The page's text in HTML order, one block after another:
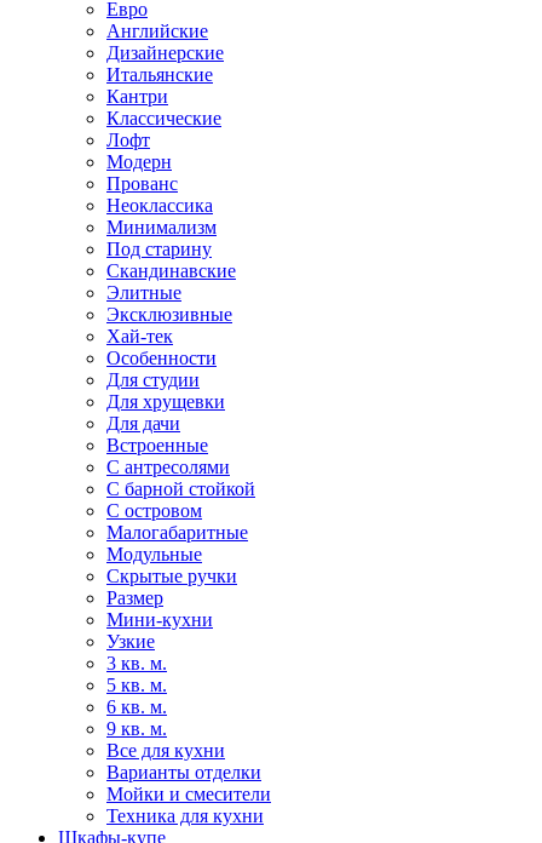
Евро
Английские
Дизайнерские
Итальянские
Кантри
Классические
Лофт
Модерн
Прованс
Неоклассика
Минимализм
Под старину
Скандинавские
Элитные
Эксклюзивные
Хай-тек
Особенности
Для студии
Для хрущевки
Для дачи
Встроенные
С антресолями
С барной стойкой
С островом
Малогабаритные
Модульные
Скрытые ручки
Размер
Мини-кухни
Узкие
3 кв. м.
5 кв. м.
6 кв. м.
9 кв. м.
Все для кухни
Варианты отделки
Мойки и смесители
Техника для кухни
Шкафы-купе